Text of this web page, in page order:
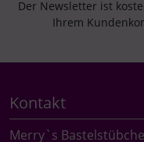
Der Newsletter ist
Ihrem
Kontakt
Merry`s